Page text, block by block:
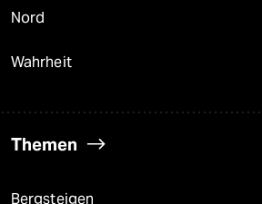
Nord
Wahrheit
Themen
Bergsteigen